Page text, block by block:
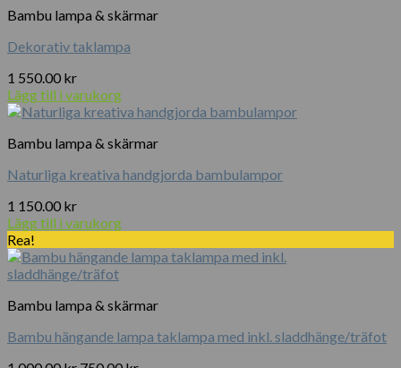
produkten
flera
De
olika
alternativen
kan
väljas
på
produktsidan
Bambu lampa & skärmar
Dekorativ taklampa
1 550.00 kr
Lägg till i varukorg
Bambu lampa & skärmar
Naturliga kreativa handgjorda bambulampor
1 150.00 kr
Lägg till i varukorg
Rea!
Bambu lampa & skärmar
Bambu hängande lampa taklampa med inkl. sladdhänge/träfot